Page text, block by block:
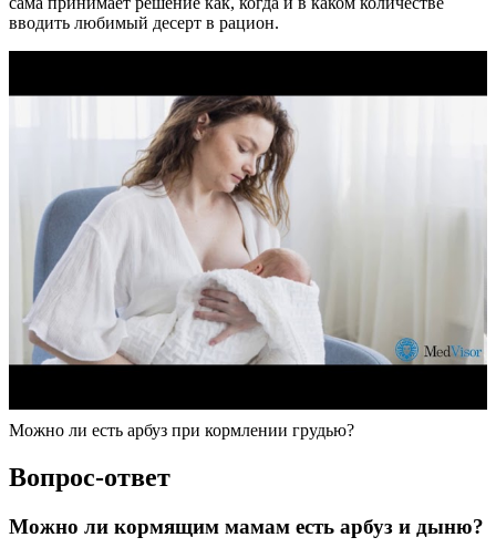
вводить любимый десерт в рацион.
Можно ли есть арбуз при кормлении грудью?
Вопрос-ответ
Можно ли кормящим мамам есть арбуз и дыню?